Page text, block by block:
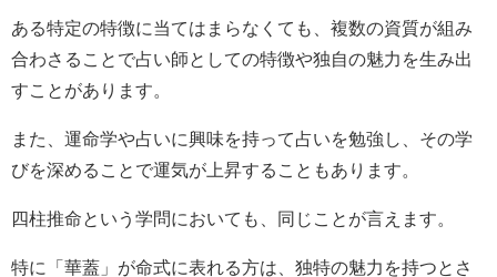
ある特定の特徴に当てはまらなくても、複数の資質が組み
合わさることで占い師としての特徴や独自の魅力を生み出
すことがあります。
また、運命学や占いに興味を持って占いを勉強し、その学
びを深めることで運気が上昇することもあります。
四柱推命という学問においても、同じことが言えます。
特に「華蓋」が命式に表れる方は、独特の魅力を持つとさ